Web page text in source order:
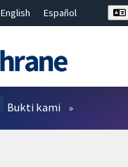
English
Español
ไทย
繁體中文
Bukti kami